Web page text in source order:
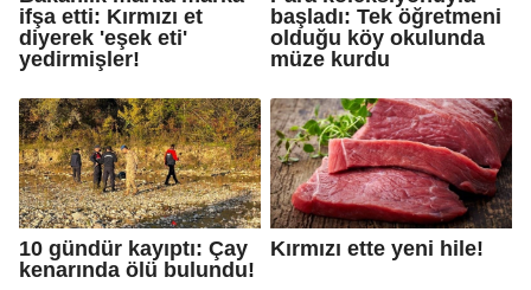
ifşa etti: Kırmızı et
diyerek 'eşek eti'
yedirmişler!
başladı: Tek öğretmeni
olduğu köy okulunda
müze kurdu
10 gündür kayıptı: Çay
kenarında ölü bulundu!
Kırmızı ette yeni hile!